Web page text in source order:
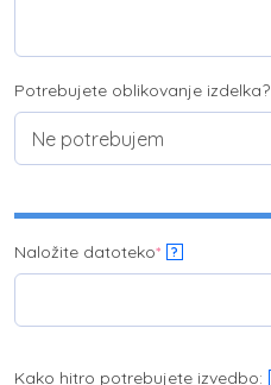
Potrebujete oblikovanje izdelka?
Naložite datoteko* ?
Kako hitro potrebujete izvedbo: